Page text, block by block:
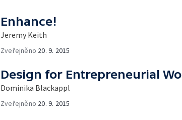
Enhance!
Jeremy Keith
Zveřejněno 20. 9. 2015
Design for Entrepreneurial
Dominika Blackappl
Zveřejněno 20. 9. 2015